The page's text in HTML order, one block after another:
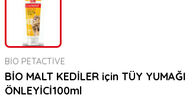
BİO PETACTİVE
BİO MALT KEDİLER için TÜY YUMAĞI
ÖNLEYİCİ100ml